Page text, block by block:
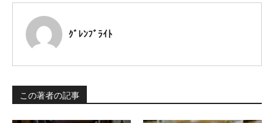
ｸﾞﾚﾝﾌﾞﾗｲﾄ
この著者の記事